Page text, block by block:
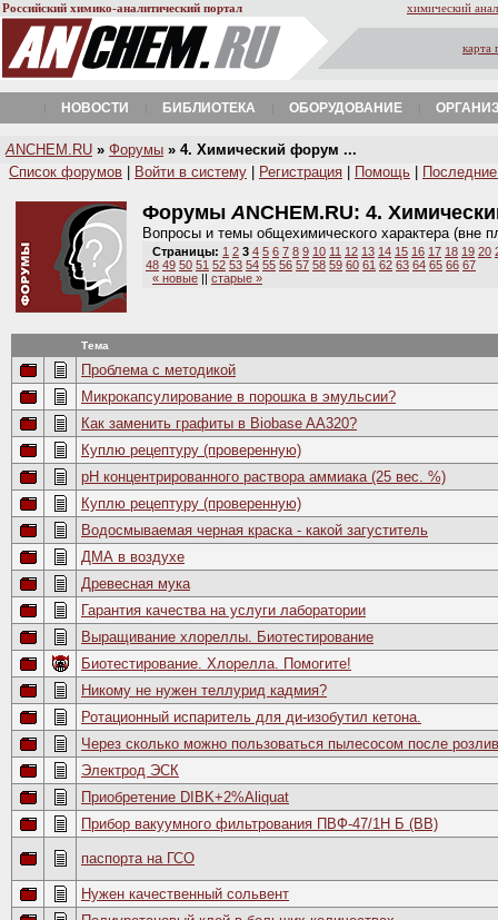
Российский химико-аналитический портал химический
карта
НОВОСТИ БИБЛИОТЕКА ОБОРУДОВАНИЕ
A NCHEM.RU » Форумы » 4. Химический форум ...
Список форумов
Войти в систему Регистрация Помощь
ФорумыANCHEM.RU: 4.
Вопросы и темы общехимического характера (вне
Страницы: 1 2 3 4 5 6 7 8 9 10 11 12 13 14 15 16 17 18 19 20
48 49 50 51 52 53 54 55 56 57 58 59 60 61 62 63 64 65 66 67
« новые || старые »
Тема
Проблема с методикой
Микрокапсулирование в порошка в эмульсии?
Как заменить графиты в Biobase AA320?
Куплю рецептуру (проверенную)
pH концентрированного раствора аммиака (25 вес. %)
Куплю рецептуру (проверенную)
Водосмываемая черная краска - какой загуститель
ДМА в воздухе
Древесная мука
Гарантия качества на услуги лаборатории
Выращивание хлореллы. Биотестирование
Биотестирование. Хлорелла. Помогите!
Никому не нужен теллурид кадмия?
Ротационный испаритель для ди-изобутил кетона.
Через сколько можно пользоваться пылесосом после
Электрод ЭСК
Приобретение DIBK+2%Aliquat
Прибор вакуумного фильтрования ПВФ-47/1Н Б (ВВ)
паспорта на ГСО
Нужен качественный сольвент